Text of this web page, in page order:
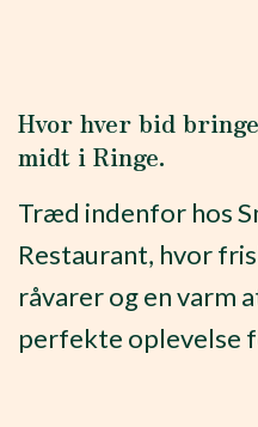
Hvor hver bid
midt i Ringe.
Træd indenfor hos
Restaurant, hvor
råvarer og en varm
perfekte oplevelse